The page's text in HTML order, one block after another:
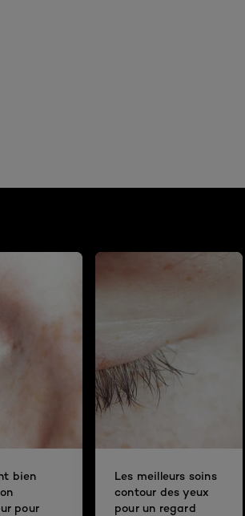
bien
pour
Les meilleurs soins
contour des yeux
pour un regard